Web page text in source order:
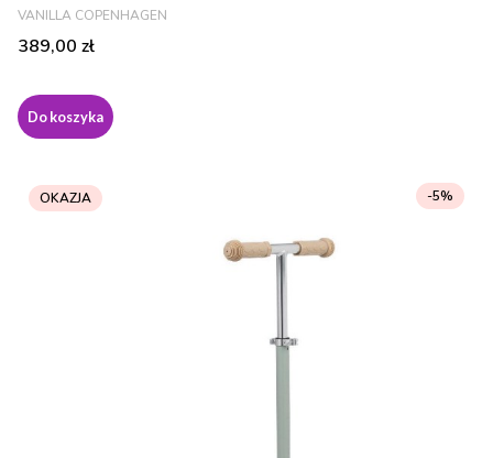
PRODUCENT
VANILLA COPENHAGEN
Cena
389,00 zł
Do koszyka
OKAZJA -5%